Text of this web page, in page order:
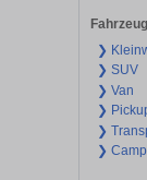
❯
❯ SUV
❯ Van
❯
❯
❯